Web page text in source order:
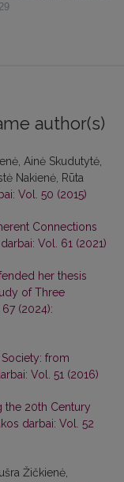
author(s)
Ainė Skudutytė,
Nakienė, Rūta
Vol. 50 (2015)
Connections
Vol. 61 (2021)
her thesis
of Three
(2024):
from
Vol. 51 (2016)
the 20th Century
darbai: Vol. 52
Žičkienė,